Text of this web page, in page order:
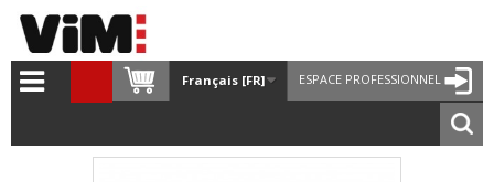
ESPACE PROFESSIONNEL
Français [FR]